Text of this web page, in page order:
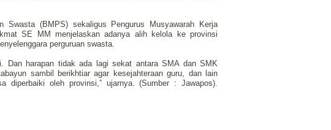
Swasta (BMPS) sekaligus Pengurus Musyawarah Kerja
SE MM menjelaskan adanya alih kelola ke provinsi
perguruan swasta.
Dan harapan tidak ada lagi sekat antara SMA dan SMK
sambil berikhtiar agar kesejahteraan guru, dan lain
diperbaiki oleh provinsi,” ujarnya. (Sumber : Jawapos).